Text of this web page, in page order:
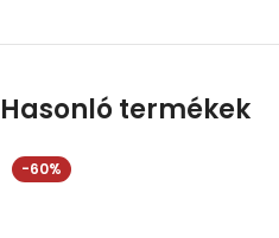
Hasonló termékek
-60%